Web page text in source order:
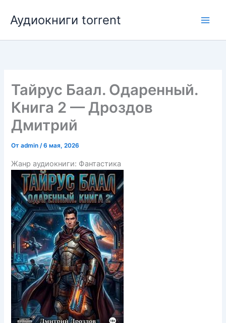
содержимому
Аудиокниги torrent
Тайрус Баал. Одаренный.
Книга 2 — Дроздов
Дмитрий
Отadmin/6 мая, 2026
Жанр аудиокниги: Фантастика